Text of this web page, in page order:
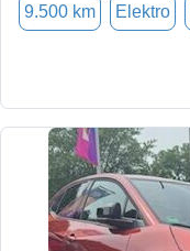
9.500 km Elektro